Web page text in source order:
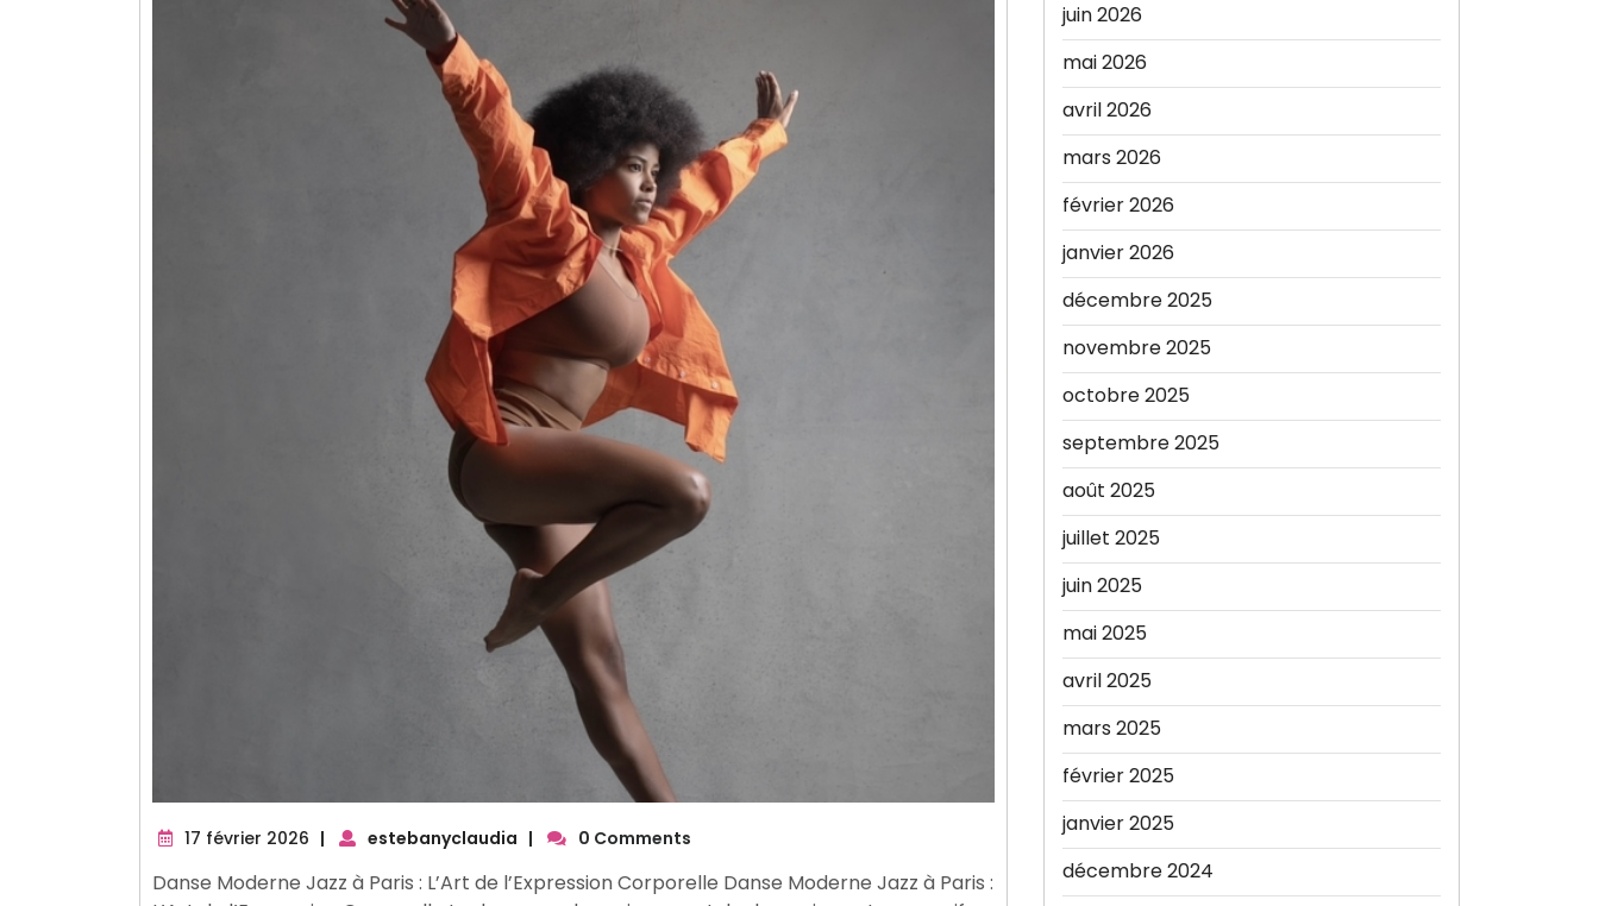
17 février 2026 17
2026
| estebanyclaudia | 0 Comments
Danse Moderne Jazz à Paris : L’Art de l’Expression Corporelle Danse Moderne Jazz à Paris :
juin 2026
mai 2026
avril 2026
mars 2026
février 2026
janvier 2026
décembre 2025
novembre 2025
octobre 2025
septembre 2025
août 2025
juillet 2025
juin 2025
mai 2025
avril 2025
mars 2025
février 2025
janvier 2025
décembre 2024